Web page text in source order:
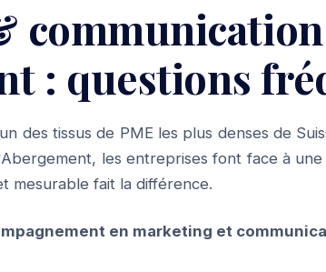
: questions
des tissus de PME les plus denses de
les entreprises font face à
mesurable fait la différence.
en marketing et